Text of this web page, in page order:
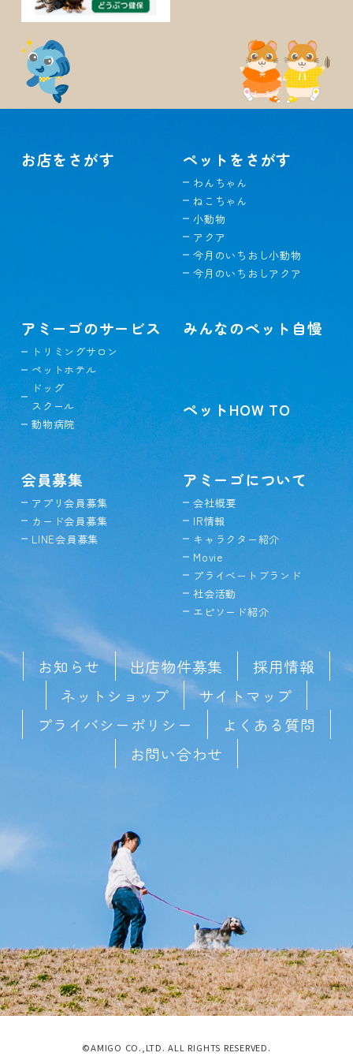
お店をさがす ペットをさがす
わんちゃん
ねこちゃん
小動物
アクア
今月のいちおし小動物
今月のいちおしアクア
アミーゴのサービス
トリミングサロン
ペットホテル
ドッグ
スクール
動物病院
みんなのペット自慢
ペットHOW TO
会員募集
アプリ会員募集
カード会員募集
LINE会員募集
アミーゴについて
会社概要
IR情報
キャラクター紹介
Movie
プライベートブランド
社会活動
エピソード紹介
お知らせ 出店物件募集
採用情報
ネットショップ
サイトマップ
プライバシーポリシー
よくある質問
お問い合わせ
©AMIGO CO.,LTD. ALL RIGHTS RESERVED.